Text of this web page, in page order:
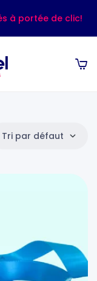
à portée de clic!
Tri par défaut